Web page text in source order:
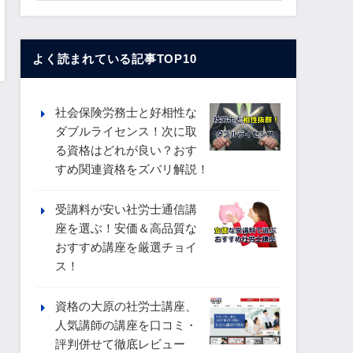
よく読まれている記事TOP10
社会保険労務士と好相性な
ダブルライセンス！次に取
る資格はどれが良い？おす
すめ関連資格をズバリ解説！
受講料が安い社労士通信講
座を選ぶ！安価＆高品質な
おすすめ講座を厳選チョイ
ス！
資格の大原の社労士講座、
人気講師の講座を口コミ・
評判併せて徹底レビュー